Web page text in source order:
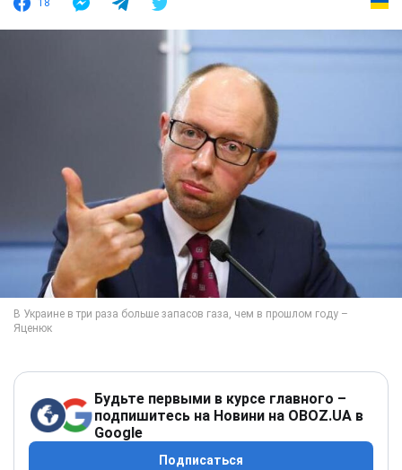
18
Будьте первыми в курсе главного –
подпишитесь на Новини на OBOZ.UA в
Google
Подписаться